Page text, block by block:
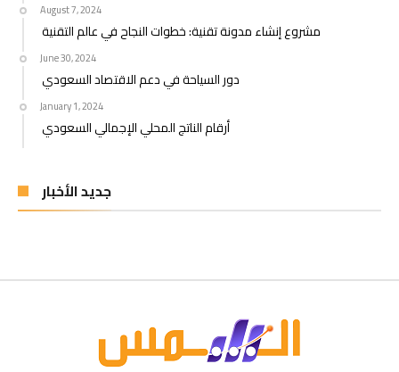
August 7, 2024
مشروع إنشاء مدونة تقنية: خطوات النجاح في عالم التقنية
June 30, 2024
دور السياحة في دعم الاقتصاد السعودي
January 1, 2024
أرقام الناتج المحلي الإجمالي السعودي
جديد الأخبار